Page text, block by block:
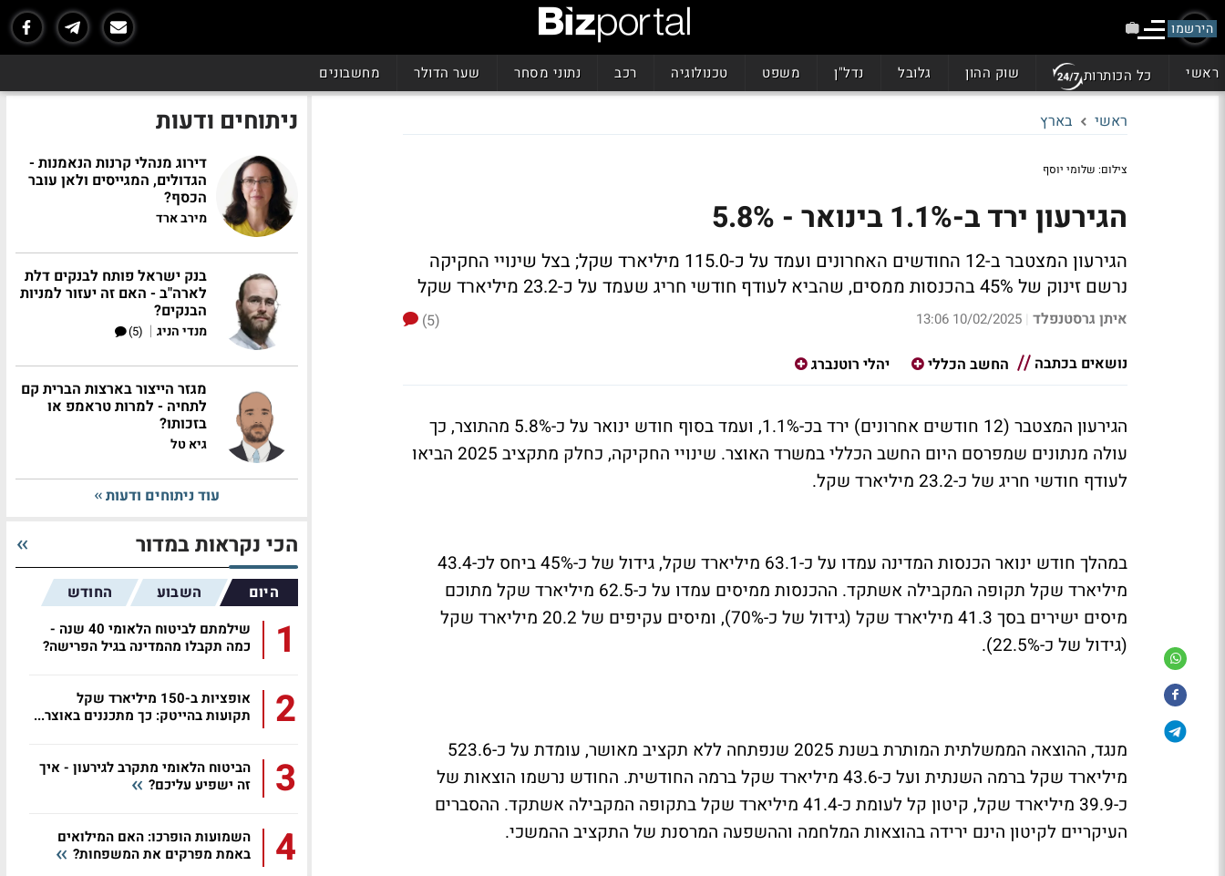
הירשמו
ראשי כל הכותרות שוק ההון גלובל נדל"ן משפט טכנולוגיה רכב נתוני מסחר שער הדולר מחשבונים
ראשי בארץ
צילום: שלומי יוסף
הגירעון ירד ב-1.1% בינואר - 5.8%
הגירעון המצטבר ב-12 החודשים האחרונים ועמד על כ-115.0 מיליארד שקל; בצל שינויי החקיקה
נרשם זינוק של 45% בהכנסות ממסים, שהביא לעודף חודשי חריג שעמד על כ-23.2 מיליארד שקל
איתן גרסטנפלד |
10/02/2025 13:06
(5)
נושאים בכתבה
החשב הכללי יהלי רוטנברג
הגירעון המצטבר (12 חודשים אחרונים) ירד בכ-1.1%, ועמד בסוף חודש ינואר על כ-5.8% מהתוצר, כך
עולה מנתונים שמפרסם היום החשב הכללי במשרד האוצר. שינויי החקיקה, כחלק מתקציב 2025 הביאו
לעודף חודשי חריג של כ-23.2 מיליארד שקל.
במהלך חודש ינואר הכנסות המדינה עמדו על כ-63.1 מיליארד שקל, גידול של כ-45% ביחס לכ-43.4
מיליארד שקל תקופה המקבילה אשתקד. ההכנסות ממיסים עמדו על כ-62.5 מיליארד שקל מתוכם
מיסים ישירים בסך 41.3 מיליארד שקל (גידול של כ-70%), ומיסים עקיפים של 20.2 מיליארד שקל
(גידול של כ-22.5%).
מנגד, ההוצאה הממשלתית המותרת בשנת 2025 שנפתחה ללא תקציב מאושר, עומדת על כ-523.6
מיליארד שקל ברמה השנתית ועל כ-43.6 מיליארד שקל ברמה החודשית. החודש נרשמו הוצאות של
כ-39.9 מיליארד שקל, קיטון קל לעומת כ-41.4 מיליארד שקל בתקופה המקבילה אשתקד. ההסברים
העיקריים לקיטון הינם ירידה בהוצאות המלחמה וההשפעה המרסנת של התקציב ההמשכי.
ניתוחים ודעות
דירוג מנהלי קרנות הנאמנות -
הגדולים, המגייסים ולאן עובר
הכסף?
מירב ארד
בנק ישראל פותח לבנקים דלת
לארה"ב - האם זה יעזור למניות
הבנקים?
מנדי הניג |
(5)
מגזר הייצור בארצות הברית קם
לתחיה - למרות טראמפ או
בזכותו?
גיא טל
עוד ניתוחים ודעות
הכי נקראות במדור
היום השבוע החודש
1
שילמתם לביטוח הלאומי 40 שנה -
כמה תקבלו מהמדינה בגיל הפרישה?
2
אופציות ב-150 מיליארד שקל
תקועות בהייטק: כך מתכננים באוצר...
3
הביטוח הלאומי מתקרב לגירעון - איך
זה ישפיע עליכם?
4
השמועות הופרכו: האם המילואים
באמת מפרקים את המשפחות?